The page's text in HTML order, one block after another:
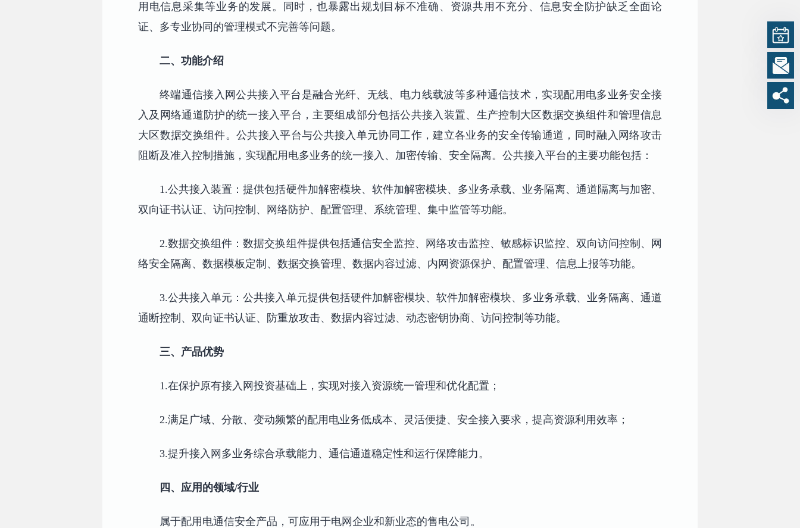
用电信息采集等业务的发展。同时，也暴露出规划目标不准确、资源共用不充分、信息安全防护缺乏全面论
证、多专业协同的管理模式不完善等问题。
二、功能介绍
终端通信接入网公共接入平台是融合光纤、无线、电力线载波等多种通信技术，实现配用电多业务安全接
入及网络通道防护的统一接入平台，主要组成部分包括公共接入装置、生产控制大区数据交换组件和管理信息
大区数据交换组件。公共接入平台与公共接入单元协同工作，建立各业务的安全传输通道，同时融入网络攻击
阻断及准入控制措施，实现配用电多业务的统一接入、加密传输、安全隔离。公共接入平台的主要功能包括：
1.公共接入装置：提供包括硬件加解密模块、软件加解密模块、多业务承载、业务隔离、通道隔离与加密、
双向证书认证、访问控制、网络防护、配置管理、系统管理、集中监管等功能。
2.数据交换组件：数据交换组件提供包括通信安全监控、网络攻击监控、敏感标识监控、双向访问控制、网
络安全隔离、数据模板定制、数据交换管理、数据内容过滤、内网资源保护、配置管理、信息上报等功能。
3.公共接入单元：公共接入单元提供包括硬件加解密模块、软件加解密模块、多业务承载、业务隔离、通道
通断控制、双向证书认证、防重放攻击、数据内容过滤、动态密钥协商、访问控制等功能。
三、产品优势
1.在保护原有接入网投资基础上，实现对接入资源统一管理和优化配置；
2.满足广域、分散、变动频繁的配用电业务低成本、灵活便捷、安全接入要求，提高资源利用效率；
3.提升接入网多业务综合承载能力、通信通道稳定性和运行保障能力。
四、应用的领域/行业
属于配用电通信安全产品，可应用于电网企业和新业态的售电公司。